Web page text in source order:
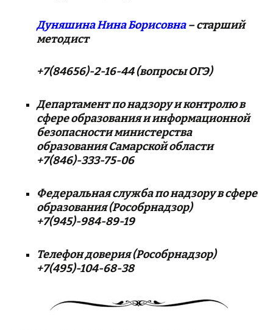
Дуняшина Нина Борисовна– старший
методист
+7(84656)-2-16-44 (вопросы ОГЭ)
Департамент по надзору и контролю в
сфере образования и информационной
безопасности министерства
образования Самарской области
+7(846)-333-75-06
Федеральная служба по надзору в сфере
образования (Рособрнадзор)
+7(945)-984-89-19
Телефон доверия (Рособрнадзор)
+7(495)-104-68-38